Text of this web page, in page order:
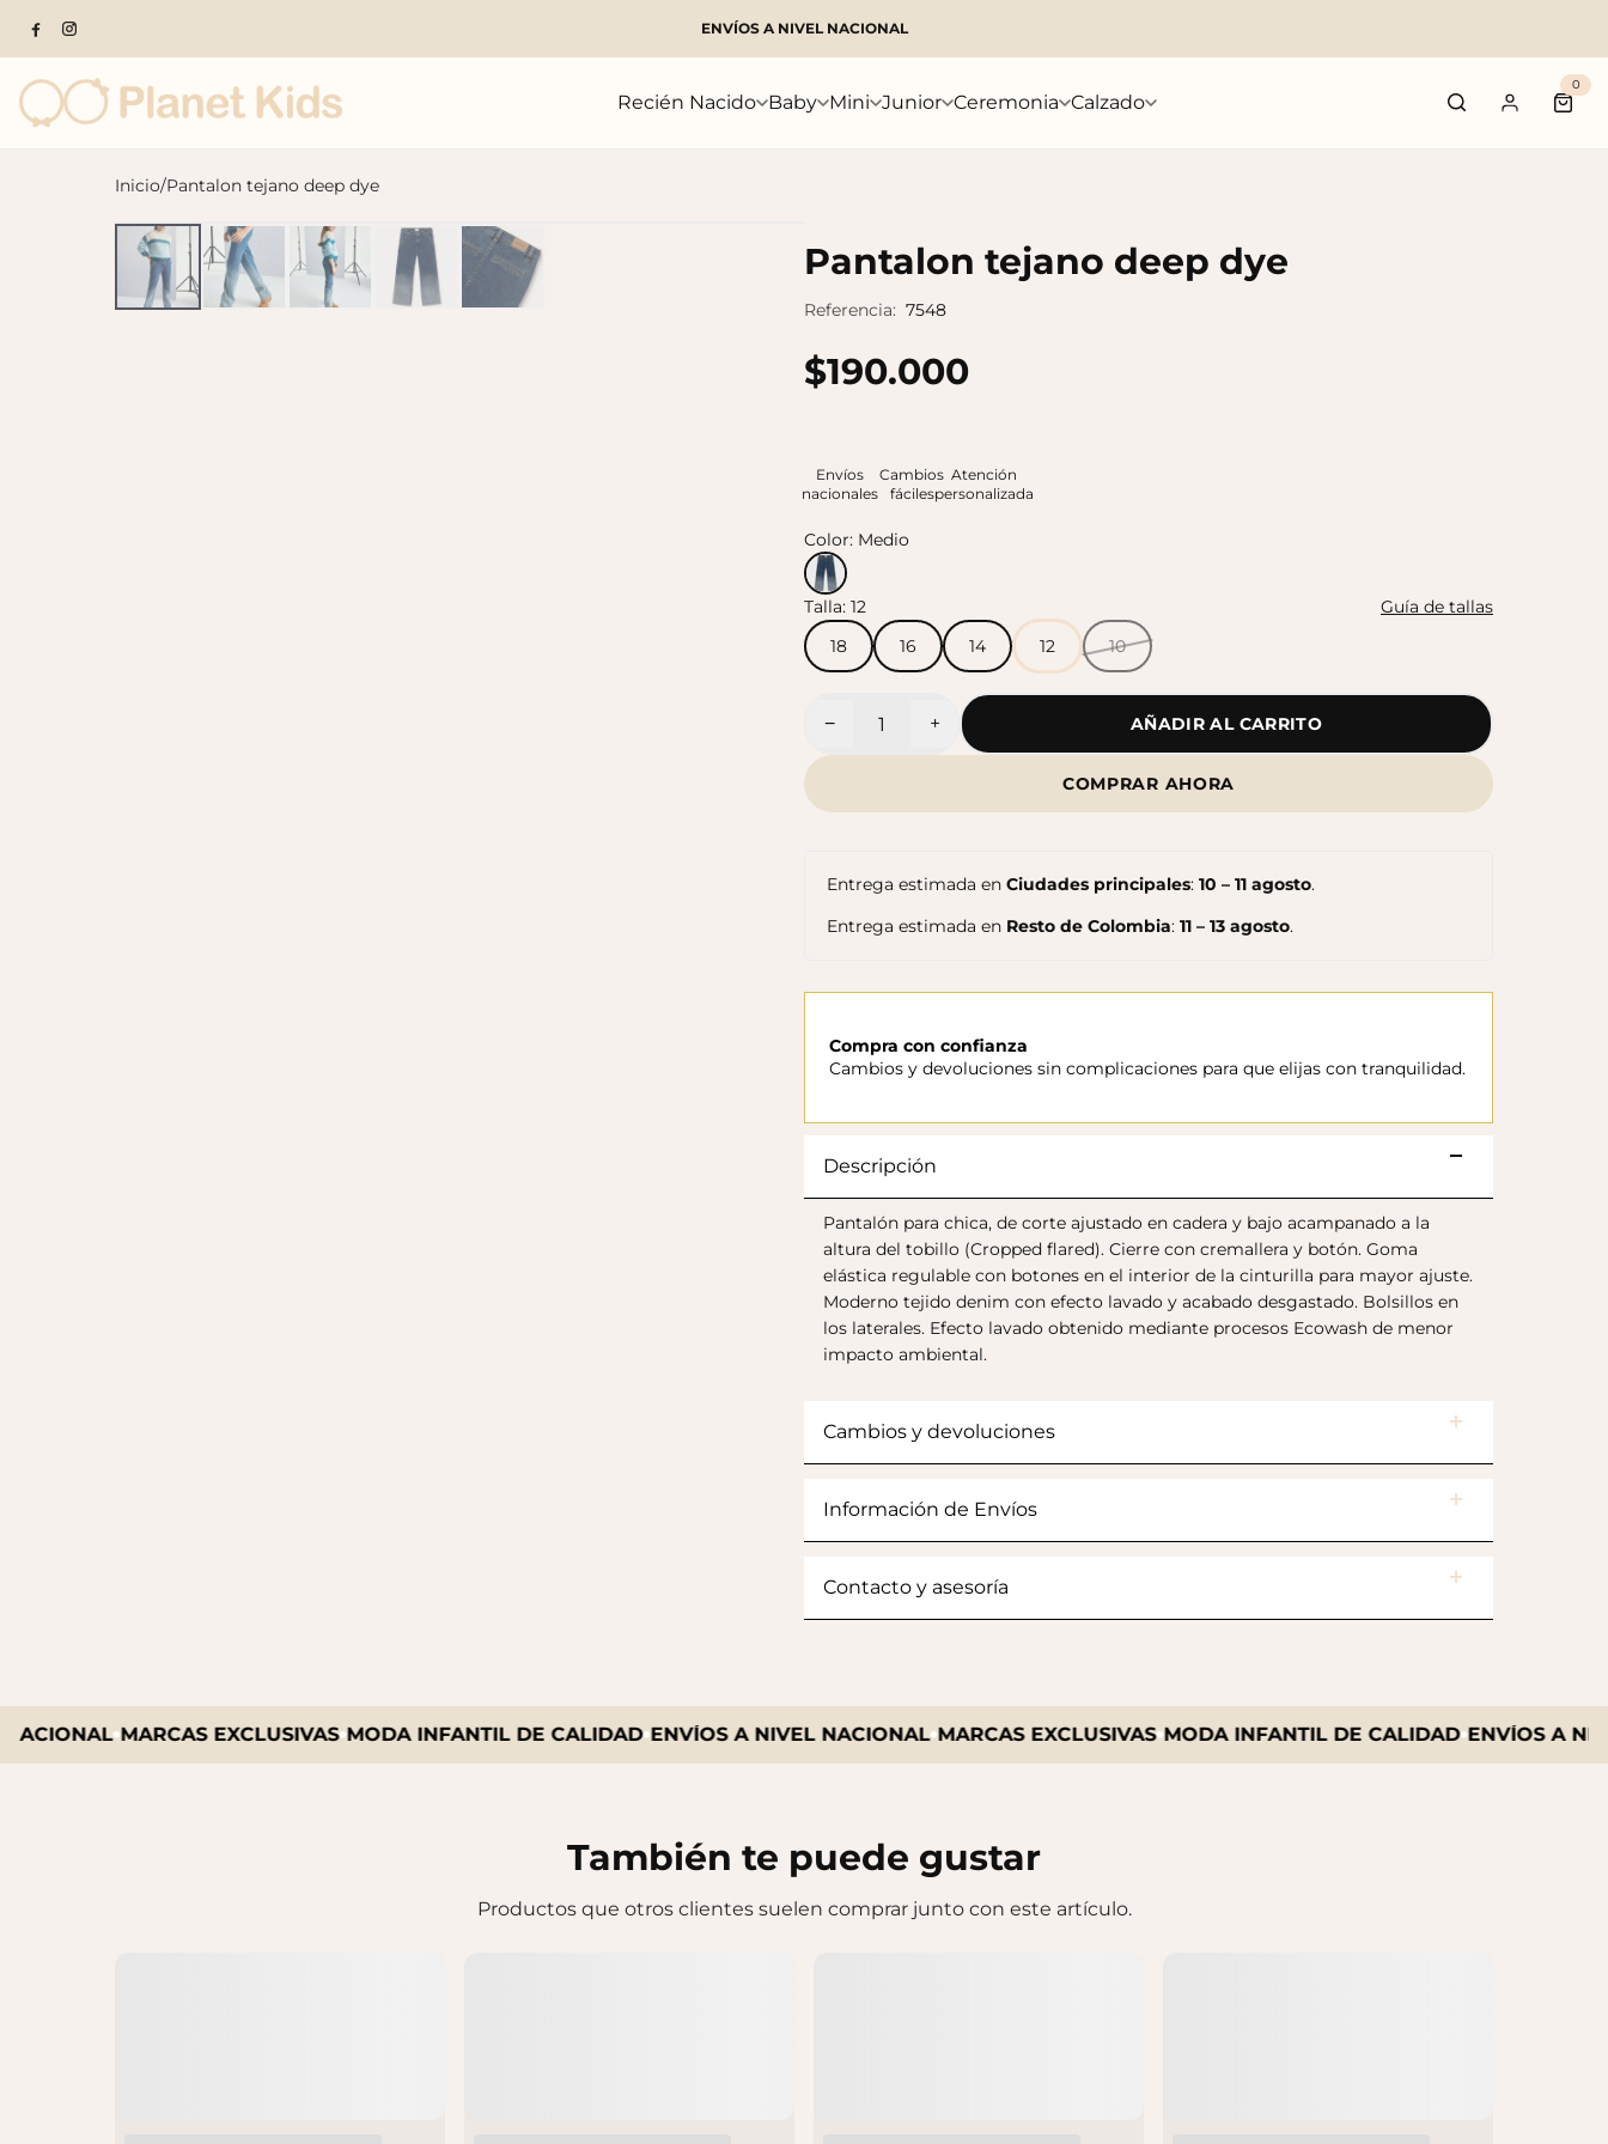
ENVÍOS A NIVEL NACIONAL
Recién Nacido Baby Mini Junior Ceremonia Calzado
0
Inicio/Pantalon tejano deep dye
Pantalon tejano deep dye
Referencia: 7548
$190.000
Envíos
nacionales
Cambios
fáciles
Atención
personalizada
Color: Medio
Talla: 12
Guía de tallas
18
16 14 12 10
Cantidad
− + AÑADIR AL CARRITO
COMPRAR AHORA
Entrega estimada en Ciudades principales: 10 – 11 agosto.
Entrega estimada en Resto de Colombia: 11 – 13 agosto.
Compra con confianza
Cambios y devoluciones sin complicaciones para que elijas con tranquilidad.
Descripción
Pantalón para chica, de corte ajustado en cadera y bajo acampanado a la
altura del tobillo (Cropped flared). Cierre con cremallera y botón. Goma
elástica regulable con botones en el interior de la cinturilla para mayor ajuste.
Moderno tejido denim con efecto lavado y acabado desgastado. Bolsillos en
los laterales. Efecto lavado obtenido mediante procesos Ecowash de menor
impacto ambiental.
Cambios y devoluciones
Información de Envíos
Contacto y asesoría
MARCAS EXCLUSIVAS MODA INFANTIL DE CALIDAD ENVÍOS A NIVEL NACIONAL MARCAS EXCLUSIVAS MODA INFANTIL DE CALIDAD ENVÍOS A NIVEL
También te puede gustar
Productos que otros clientes suelen comprar junto con este artículo.
Buscar
Productos populares
Cangrejeras Nico MC
$140.000